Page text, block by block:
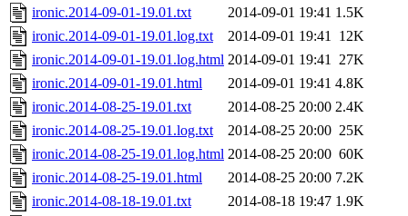
ironic.2014-09-01-19.01.txt
2014-09-01 19:41 1.5K
ironic.2014-09-01-19.01.log.txt
2014-09-01 19:41 12K
ironic.2014-09-01-19.01.log.html 2014-09-01 19:41 27K
ironic.2014-09-01-19.01.html
2014-09-01 19:41 4.8K
ironic.2014-08-25-19.01.txt
2014-08-25 20:00 2.4K
ironic.2014-08-25-19.01.log.txt
2014-08-25 20:00 25K
ironic.2014-08-25-19.01.log.html 2014-08-25 20:00 60K
ironic.2014-08-25-19.01.html
2014-08-25 20:00 7.2K
ironic.2014-08-18-19.01.txt
2014-08-18 19:47 1.9K